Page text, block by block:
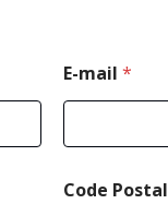
E-mail *
Code Postal